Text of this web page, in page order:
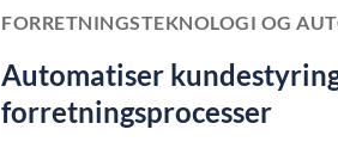
FORRETNINGSTEKNOLOGI OG
Automatiser
forretningsprocesser